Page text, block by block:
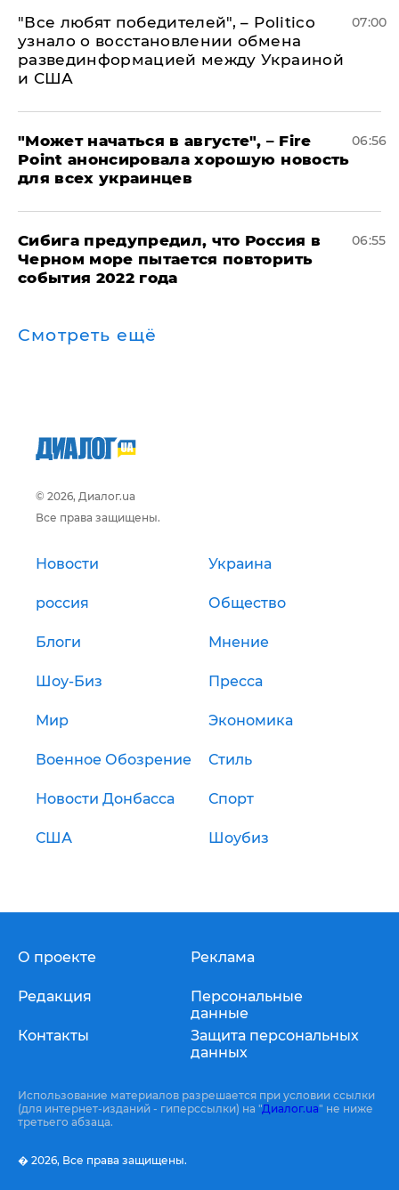
​"Все любят победителей", – Politico
узнало о восстановлении обмена
развединформацией между Украиной
и США
07:00
"Может начаться в августе", – Fire
Point анонсировала хорошую новость
для всех украинцев
06:56
Сибига предупредил, что Россия в
Черном море пытается повторить
события 2022 года
06:55
Смотреть ещё
© 2026, Диалог.ua
Все права защищены.
Новости Украина
россия Общество
Блоги Мнение
Шоу-Биз Пресса
Мир Экономика
Военное Обозрение Стиль
Новости Донбасса Спорт
США Шоубиз
О проекте
Редакция
Контакты
Реклама
Персональные
данные
Защита персональных
данных
Использование материалов разрешается при условии ссылки
(для интернет-изданий - гиперссылки) на "Диалог.ua" не ниже
третьего абзаца.
� 2026, Все права защищены.